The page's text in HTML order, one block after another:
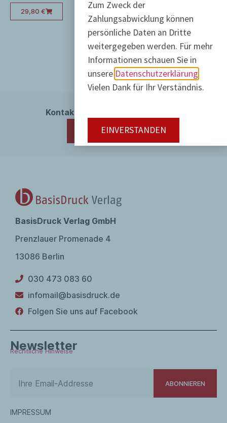
29,80 €
Kontakt / Bestellungen / Hinweise
030 473 083 60
BasisDruck Verlag GmbH
Prenzlauer Promenade 4
13086 Berlin
030 473 083 60
infomail@basisdruck.de
Folgen Sie uns auf Facebook
Newsletter
Rechtliche Hinweise
ABONNIEREN
IMPRESSUM
Zum Zweck der
Zahlungsabwicklung können
persönliche Daten an Dritte
weitergegeben werden. Für mehr
Informationen schauen Sie in
unsere Datenschutzerklärung
Vielen Dank für Ihr Verständnis.
EINVERSTANDEN